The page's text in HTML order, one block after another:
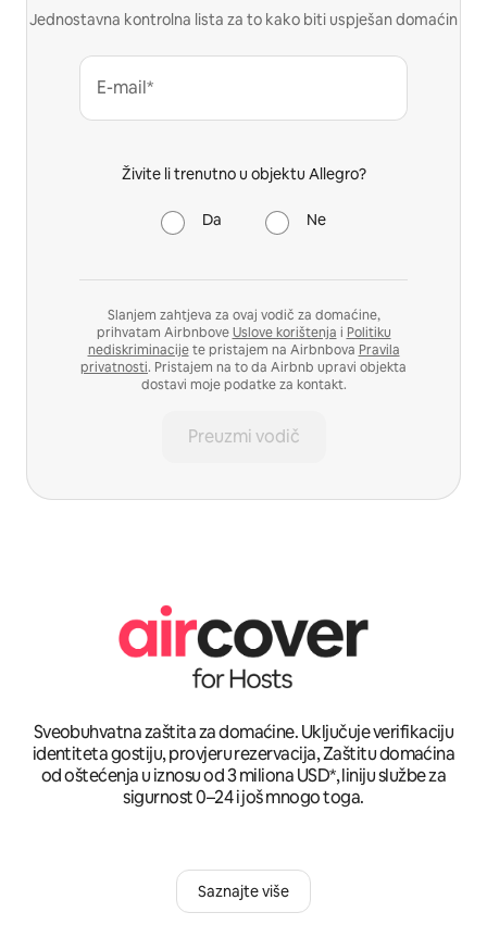
Jednostavna kontrolna lista za to kako biti uspješan domaćin
E-mail*
Živite li trenutno u objektu Allegro?
Da Ne
Slanjem zahtjeva za ovaj vodič za domaćine,
prihvatam AirbnboveUslove korištenja i Politiku
nediskriminacijete pristajem na Airbnbova Pravila
privatnosti. Pristajem na to da Airbnb upravi objekta
dostavi moje podatke za kontakt.
Preuzmi vodič
Sveobuhvatna zaštita za domaćine. Uključuje verifikaciju
identiteta gostiju, provjeru rezervacija, Zaštitu domaćina
od oštećenja u iznosu od 3 miliona USD*, liniju službe za
sigurnost 0–24 i još mnogo toga.
Saznajte više